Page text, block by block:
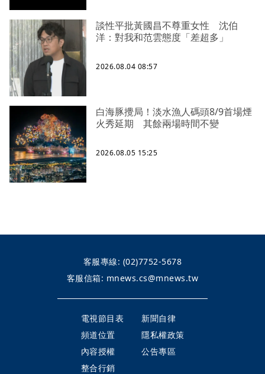
談性平批黃國昌不尊重女性 沈伯
洋：對我和范雲態度「差超多」
2026.08.04 08:57
白海豚攪局！淡水漁人碼頭8/9首場煙
火秀延期 其餘兩場時間不變
2026.08.05 15:25
客服專線: (02)7752-5678
客服信箱: mnews.cs@mnews.tw
電視節目表
新聞自律
頻道位置
隱私權政策
內容授權
公告專區
整合行銷